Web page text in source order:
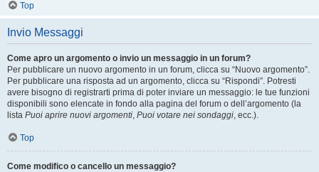
Top
Invio Messaggi
Come apro un argomento o invio un messaggio in un forum?
Per pubblicare un nuovo argomento in un forum, clicca su “Nuovo argomento”.
Per pubblicare una risposta ad un argomento, clicca su “Rispondi”. Potresti
avere bisogno di registrarti prima di poter inviare un messaggio: le tue funzioni
disponibili sono elencate in fondo alla pagina del forum o dell’argomento (la
lista Puoi aprire nuovi argomenti, Puoi votare nei sondaggi, ecc.).
Top
Come modifico o cancello un messaggio?